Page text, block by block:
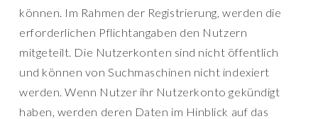
können. Im Rahmen der Registrierung, werden die
erforderlichen Pflichtangaben den Nutzern
mitgeteilt. Die Nutzerkonten sind nicht öffentlich
und können von Suchmaschinen nicht indexiert
werden. Wenn Nutzer ihr Nutzerkonto gekündigt
haben, werden deren Daten im Hinblick auf das